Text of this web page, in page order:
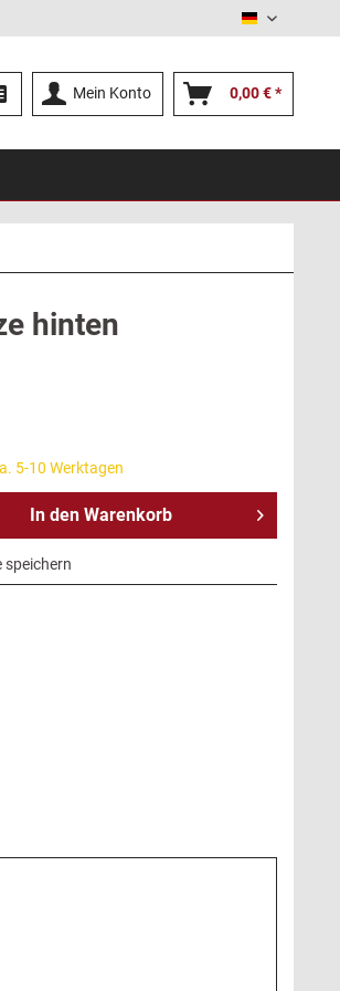
Deutsch
Mein Konto 0,00 € *
hinten
5-10 Werktagen
In den Warenkorb
speichern